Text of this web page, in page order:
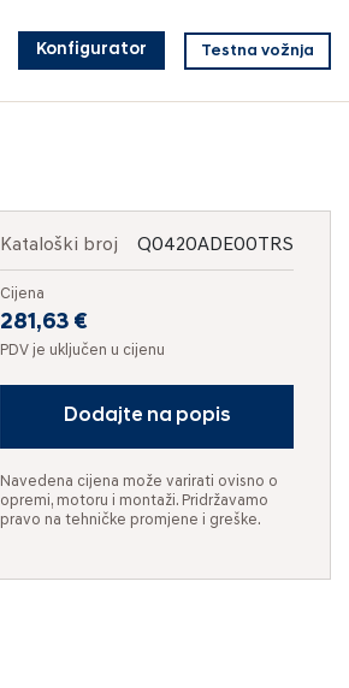
Konfigurator Testna vožnja
Kataloški broj Q0420ADE00TRS
Cijena
281,63 €
PDV je uključen u cijenu
Dodajte na popis
Navedena cijena može varirati ovisno o
opremi, motoru i montaži. Pridržavamo
pravo na tehničke promjene i greške.